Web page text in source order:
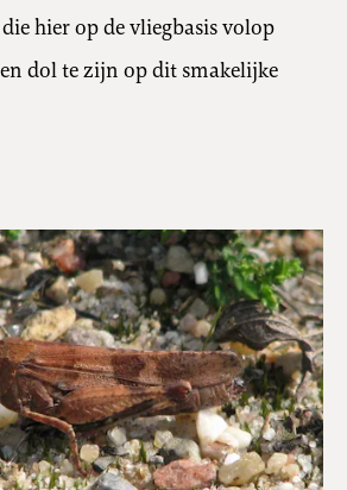
hier op de vliegbasis volop
dol te zijn op dit smakelijke